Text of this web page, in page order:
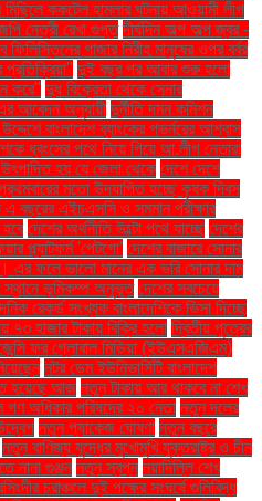
মিছিলে ককটেল হামলার ঘটনায় আওয়ামী লীগ
নেত্রী রেখা গুপ্ত দীর্ঘদিন অল্প অল্প জ্বর -
গাজার নিরীহ মানুষের ওপর বর্বর
দুই বছর পর আবার শুরু হলো
করে" দুধ বিক্রেতা থেকে সেনার
আবেদন অনুযায়ী দুর্নীতি দমন কমিশন
বাংলাদেশ ব্যাংকের গভর্নরের আশ্বাস
ধ্বংসের পথে নিয়ে গিয়ে আ.লীগ নেতারা
হয় যে জেলা থেকে দেশে দেশে
মতো উদযাপিত হচ্ছে কৃষক দিবস
এ বছরের এইচএসসি ও সমমান পরীক্ষার
দেশের অর্থনীতি উল্টো পথে যাচ্ছে দেশের
প্ল্যাটফর্ম 'পেটগো' দেশের বাজারে সোনার
এর ফলে ভালো মানের এক ভরি সোনার দাম
স্থানে ভূমিকম্প অনুভূত দেশের সবচেয়ে
রেকর্ড সংখ্যক বাংলাদেশিকে ভিসা দিচ্ছে
৭৩ হাজার টাকায় বিক্রি হলো দ্বিতীয় পুত্রের
ফর গ্লোবাল মিডিয়া (ইউএসএজিএম)
নটর ডেম ইউনিভার্সিটি বাংলাদেশ
হয়েছে আজ নতুন টাকায় আর থাকবে না শেখ
অধিকার পরিষদের ২০ নেতা নতুন দলের
নতুন প্যাকেজ ঘোষণা নতুন বছরে
নতুন বাণিজ্য যুদ্ধের মুখোমুখি যুক্তরাষ্ট্র ও চীন
নানা গুঞ্জন নতুন স্বপ্ন নয়াদিল্লি শেখ
চরাঞ্চলে দুই পক্ষের সংঘর্ষে গুলিবিদ্ধ